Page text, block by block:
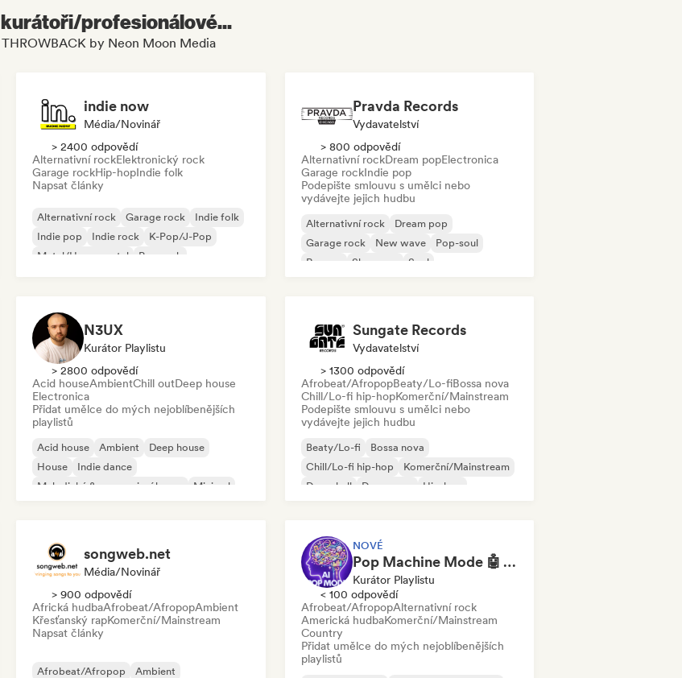
kurátoři/profesionálové...
by Neon Moon Media
indie now
Média/novinář
> 2400 odpovědí
Alternativní rockElektronický rock
Garage rockHip-hopIndie folk
Napsat články
Alternativní rock Garage rock
Indie folk
Indie pop
Indie rock
K-Pop/J-Pop
Metal/Heavy metal
Pop rock
Pravda Records
Vydavatelství
> 800 odpovědí
Alternativní rockDream popElectronica
Garage rockIndie pop
Podepište smlouvu s umělci nebo
vydávejte jejich hudbu
Alternativní rock
Dream pop
Garage rock
New wave
Pop-soul
Reggae
Shoegaze Soul
N3UX
Kurátor Playlistu
> 2800 odpovědí
Acid houseAmbientChill outDeep house
Electronica
Přidat umělce do mých nejoblíbenějších
playlistů
Acid house Ambient
Deep house
House
Indie dance
Melodický & progresivní house
Minimal
Sungate Records
Vydavatelství
> 1300 odpovědí
Afrobeat/AfropopBeaty/Lo-fiBossa nova
Chill/Lo-fi hip-hopKomerční/Mainstream
Podepište smlouvu s umělci nebo
vydávejte jejich hudbu
Beaty/Lo-fi
Bossa nova
Chill/Lo-fi hip-hop
Komerční/Mainstream
Dancehall
Dance pop
Hip-hop
songweb.net
Média/novinář
> 900 odpovědí
Africká hudbaAfrobeat/AfropopAmbient
Křesťanský rapKomerční/Mainstream
Napsat články
Afrobeat/Afropop Ambient
NOVÉ
Pop Machine Mode 🤖 AI Music, Indie Pop & Dream Pop
Kurátor Playlistu
< 100 odpovědí
Afrobeat/AfropopAlternativní rock
Americká hudbaKomerční/Mainstream
Country
Přidat umělce do mých nejoblíbenějších
playlistů